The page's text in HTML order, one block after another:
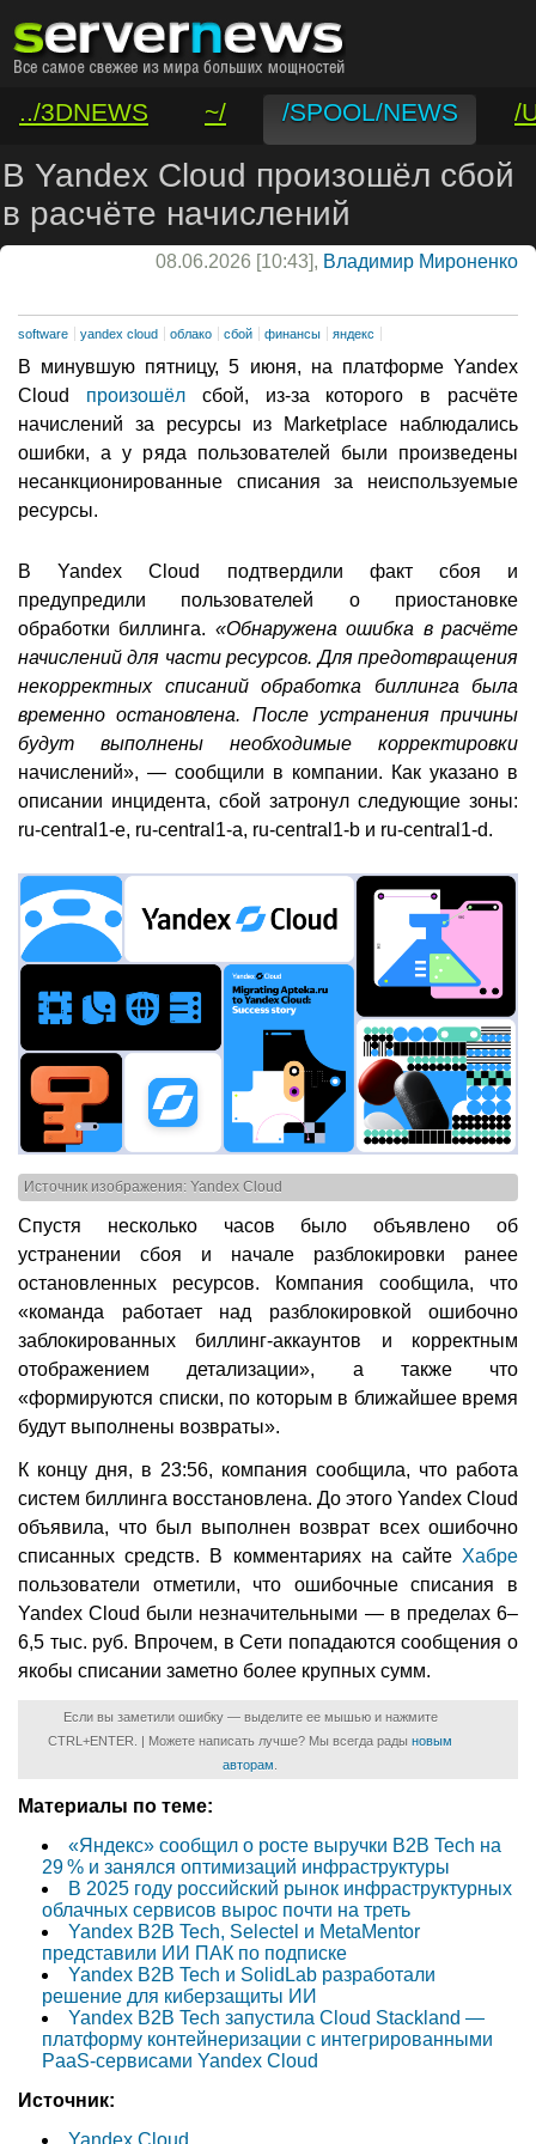
../3DNEWS ~/ /SPOOL/NEWS
/
/VAR/CONTACT
В Yandex Cloud произошёл сбой
в расчёте начислений
08.06.2026 [10:43], Владимир Мироненко
software yandex cloud облако сбой финансы яндекс
В минувшую пятницу, 5 июня, на платформе Yandex
Cloud произошёлсбой, из-за которого в расчёте
начислений за ресурсы из Marketplace наблюдались
ошибки, а у ряда пользователей были произведены
несанкционированные списания за неиспользуемые
ресурсы.
В Yandex Cloud подтвердили факт сбоя и
предупредили пользователей о приостановке
обработки биллинга. «Обнаружена ошибка в расчёте
начислений для части ресурсов. Для предотвращения
некорректных списаний обработка биллинга была
временно остановлена. После устранения причины
будут выполнены необходимые корректировки
начислений», — сообщили в компании. Как указано в
описании инцидента, сбой затронул следующие зоны:
ru-central1-e, ru-central1-a, ru-central1-b и ru-central1-d.
Источник изображения: Yandex Cloud
Спустя несколько часов было объявлено об
устранении сбоя и начале разблокировки ранее
остановленных ресурсов. Компания сообщила, что
«команда работает над разблокировкой ошибочно
заблокированных биллинг-аккаунтов и корректным
отображением детализации», а также что
«формируются списки, по которым в ближайшее время
будут выполнены возвраты».
К концу дня, в 23:56, компания сообщила, что работа
систем биллинга восстановлена. До этого Yandex Cloud
объявила, что был выполнен возврат всех ошибочно
списанных средств. В комментариях на сайте Хабре
пользователи отметили, что ошибочные списания в
Yandex Cloud были незначительными — в пределах 6–
6,5 тыс. руб. Впрочем, в Сети попадаются сообщения о
якобы списании заметно более крупных сумм.
Если вы заметили ошибку — выделите ее мышью и нажмите
CTRL+ENTER. | Можете написать лучше? Мы всегда рады новым
авторам
Материалы по теме:
«Яндекс» сообщил о росте выручки B2B Tech на
29 % и занялся оптимизаций инфраструктуры
В 2025 году российский рынок инфраструктурных
облачных сервисов вырос почти на треть
Yandex B2B Tech, Selectel и MetaMentor
представили ИИ ПАК по подписке
Yandex B2B Tech и SolidLab разработали
решение для киберзащиты ИИ
Yandex B2B Tech запустила Cloud Stackland —
платформу контейнеризации с интегрированными
PaaS‑сервисами Yandex Cloud
Источник:
Yandex.Cloud